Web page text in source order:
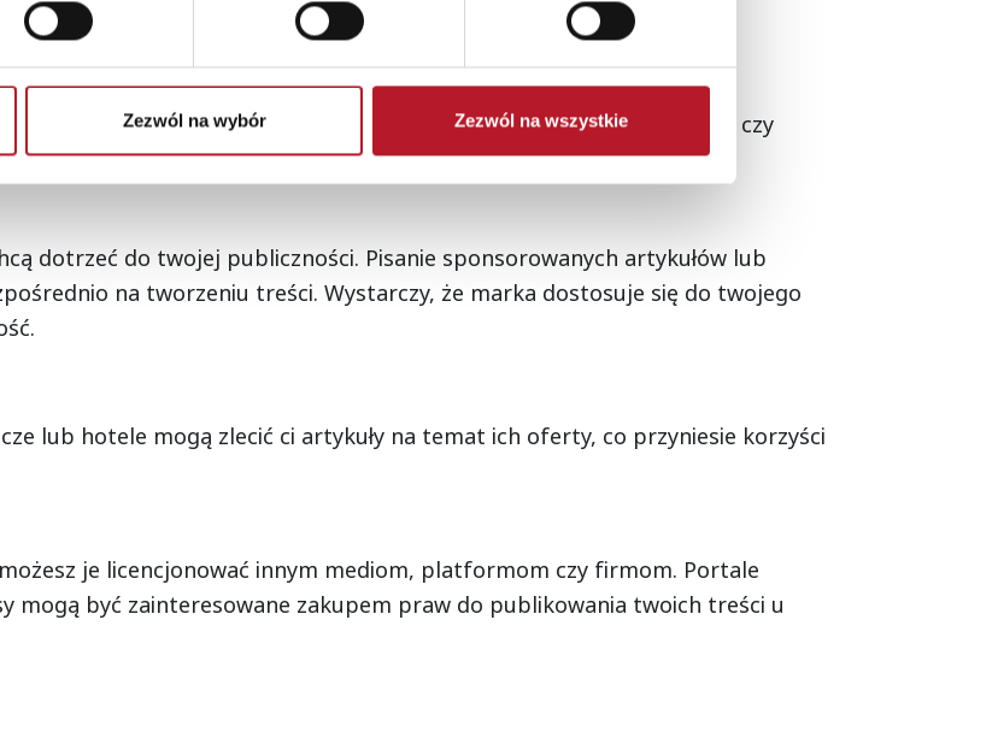
Zezwól na wybór Zezwól na wszystkie
swojej dziedzinie.
organizować webinary na temat technik radzenia sobie ze stresem czy
dotrzeć do twojej publiczności. Pisanie sponsorowanych artykułów lub
na tworzeniu treści. Wystarczy, że marka dostosuje się do twojego
lub hotele mogą zlecić ci artykuły na temat ich oferty, co przyniesie korzyści
je licencjonować innym mediom, platformom czy firmom. Portale
mogą być zainteresowane zakupem praw do publikowania twoich treści u